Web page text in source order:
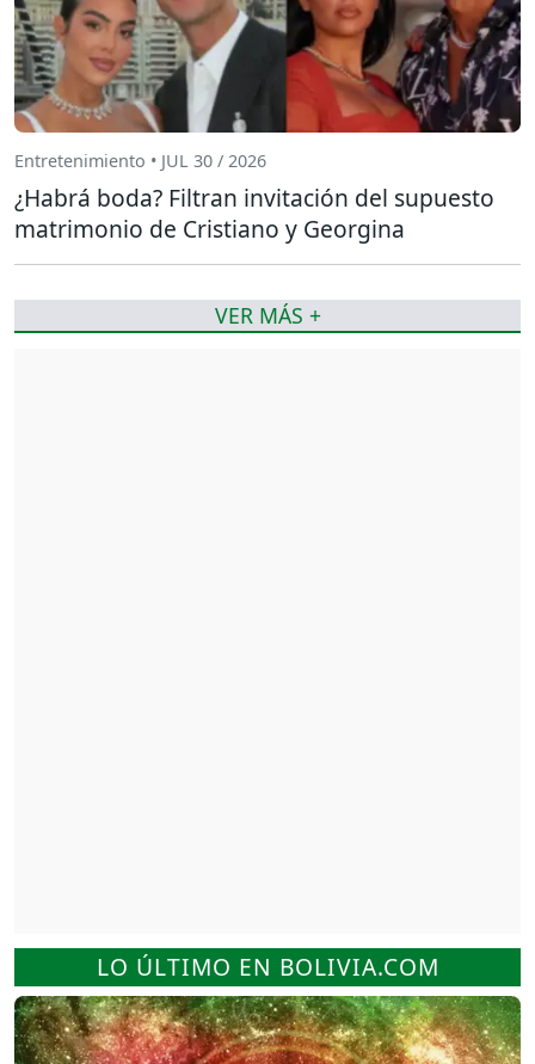
LO ÚLTIMO EN BOLIVIA.COM
Entretenimiento • JUL 30 / 2026
¿Habrá boda? Filtran invitación del supuesto
matrimonio de Cristiano y Georgina
VER MÁS +